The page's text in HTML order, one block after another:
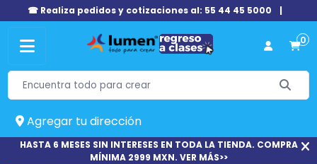
☎ Realiza pedidos y cotizaciones al: 55 44 45 5000 |
0
Agregar tu dirección
HASTA 6 MESES SIN INTERESES EN TODA LA TIENDA. COMPRA
MÍNIMA 2999 MXN. VER MÁS>>